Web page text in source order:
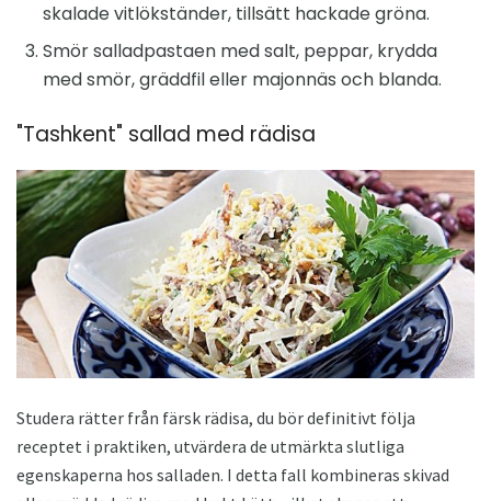
skalade vitlökständer, tillsätt hackade gröna.
Smör salladpastaen med salt, peppar, krydda
med smör, gräddfil eller majonnäs och blanda.
"Tashkent" sallad med rädisa
Studera rätter från färsk rädisa, du bör definitivt följa
receptet i praktiken, utvärdera de utmärkta slutliga
egenskaperna hos salladen. I detta fall kombineras skivad